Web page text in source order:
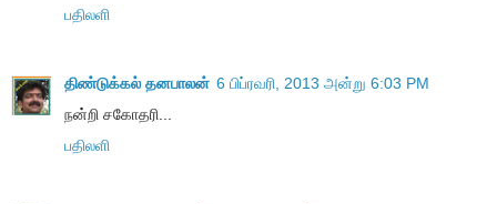
பதிலளி
திண்டுக்கல் தனபாலன் 6 பிப்ரவரி, 2013 அன்று 6:03 PM
நன்றி சகோதரி...
பதிலளி